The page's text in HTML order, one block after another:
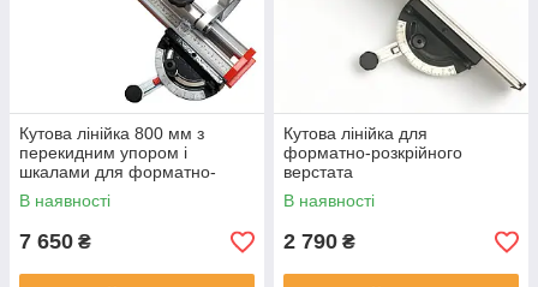
Кутова лінійка 800 мм з
перекидним упором і
шкалами для форматно-
розкрійних верстатів
В наявності
7 650 ₴
Кутова лінійка для
форматно-розкрійного
верстата
В наявності
2 790 ₴